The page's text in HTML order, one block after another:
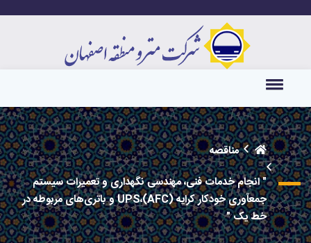
مناقصه
" انجام خدمات فنی، مهندسی نگهداری و تعمیرات سیستم
جمع­آوری خودکار کرایه (AFC)،UPS و باتری‌های مربوطه در
خط یک "